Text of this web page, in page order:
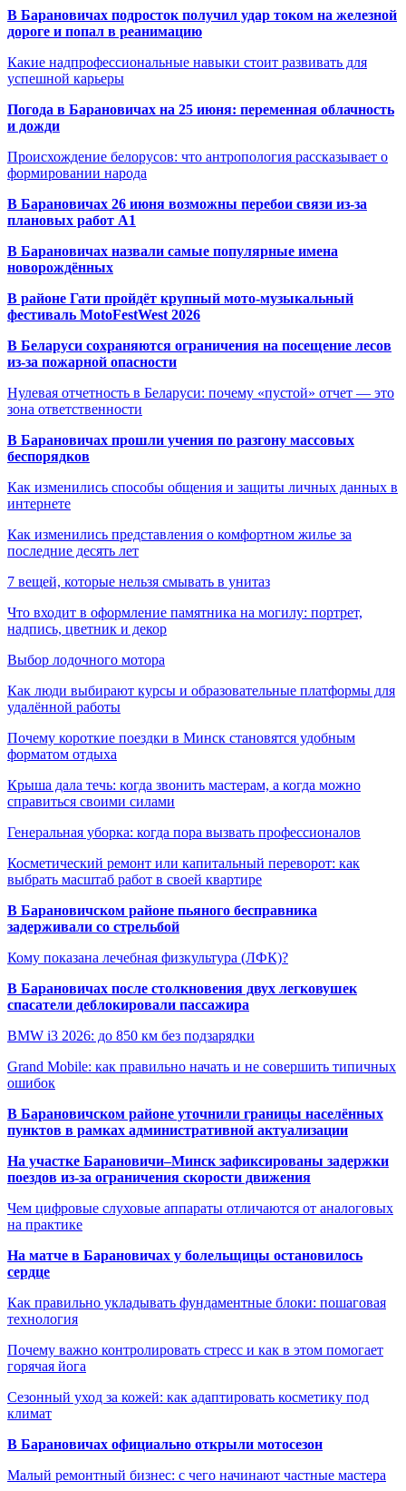
В Барановичах подросток получил удар током на железной
дороге и попал в реанимацию
Какие надпрофессиональные навыки стоит развивать для
успешной карьеры
Погода в Барановичах на 25 июня: переменная облачность
и дожди
Происхождение белорусов: что антропология рассказывает о
формировании народа
В Барановичах 26 июня возможны перебои связи из-за
плановых работ A1
В Барановичах назвали самые популярные имена
новорождённых
В районе Гати пройдёт крупный мото-музыкальный
фестиваль MotoFestWest 2026
В Беларуси сохраняются ограничения на посещение лесов
из-за пожарной опасности
Нулевая отчетность в Беларуси: почему «пустой» отчет — это
зона ответственности
В Барановичах прошли учения по разгону массовых
беспорядков
Как изменились способы общения и защиты личных данных в
интернете
Как изменились представления о комфортном жилье за
последние десять лет
7 вещей, которые нельзя смывать в унитаз
Что входит в оформление памятника на могилу: портрет,
надпись, цветник и декор
Выбор лодочного мотора
Как люди выбирают курсы и образовательные платформы для
удалённой работы
Почему короткие поездки в Минск становятся удобным
форматом отдыха
Крыша дала течь: когда звонить мастерам, а когда можно
справиться своими силами
Генеральная уборка: когда пора вызвать профессионалов
Косметический ремонт или капитальный переворот: как
выбрать масштаб работ в своей квартире
В Барановичском районе пьяного бесправника
задерживали со стрельбой
Кому показана лечебная физкультура (ЛФК)?
В Барановичах после столкновения двух легковушек
спасатели деблокировали пассажира
BMW i3 2026: до 850 км без подзарядки
Grand Mobile: как правильно начать и не совершить типичных
ошибок
В Барановичском районе уточнили границы населённых
пунктов в рамках административной актуализации
На участке Барановичи–Минск зафиксированы задержки
поездов из-за ограничения скорости движения
Чем цифровые слуховые аппараты отличаются от аналоговых
на практике
На матче в Барановичах у болельщицы остановилось
сердце
Как правильно укладывать фундаментные блоки: пошаговая
технология
Почему важно контролировать стресс и как в этом помогает
горячая йога
Сезонный уход за кожей: как адаптировать косметику под
климат
В Барановичах официально открыли мотосезон
Малый ремонтный бизнес: с чего начинают частные мастера